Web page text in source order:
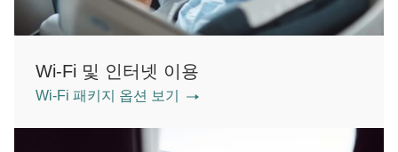
Wi-Fi 및 인터넷 이용
Wi-Fi 패키지 옵션 보기